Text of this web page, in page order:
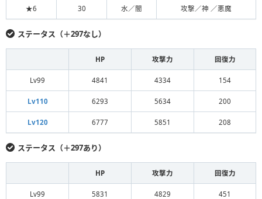
★6 30 水／闇 攻撃／神 ／悪魔
ステータス（＋297なし）
HP 攻撃力 回復力
Lv99 4841 4334 154
Lv110 6293 5634 200
Lv120 6777 5851 208
ステータス（＋297あり）
HP 攻撃力 回復力
Lv99 5831 4829 451